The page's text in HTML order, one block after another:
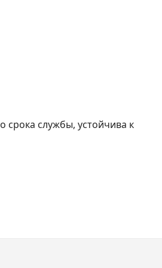
срока службы, устойчива к